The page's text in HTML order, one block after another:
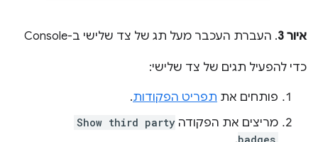
איור 3 . העברת העכבר מעל תג של צד שלישי ב-Console
כדי להפעיל תגים של צד שלישי:
פותחים את תפריט הפקודות.
מריצים את הפקודה Show third party